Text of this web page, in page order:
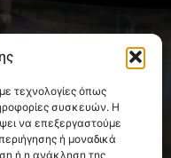
τεχνολογίες όπως
συσκευών. Η
να επεξεργαστούμε
ή μοναδικά
ή η ανάκληση της